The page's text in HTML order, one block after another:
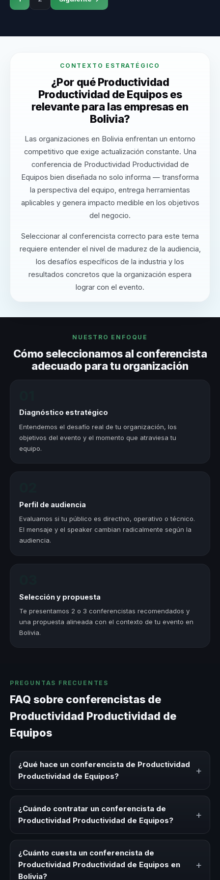
CONTEXTO ESTRATÉGICO
¿Por qué Productividad
Productividad de Equipos es
relevante para las empresas en
Bolivia?
Las organizaciones en Bolivia enfrentan un entorno
competitivo que exige actualización constante. Una
conferencia de Productividad Productividad de
Equipos bien diseñada no solo informa — transforma
la perspectiva del equipo, entrega herramientas
aplicables y genera impacto medible en los objetivos
del negocio.
Seleccionar al conferencista correcto para este tema
requiere entender el nivel de madurez de la audiencia,
los desafíos específicos de la industria y los
resultados concretos que la organización espera
lograr con el evento.
NUESTRO ENFOQUE
Cómo seleccionamos al conferencista
adecuado para tu organización
Diagnóstico estratégico
Entendemos el desafío real de tu organización, los
objetivos del evento y el momento que atraviesa tu
equipo.
Perfil de audiencia
Evaluamos si tu público es directivo, operativo o técnico.
El mensaje y el speaker cambian radicalmente según la
audiencia.
Selección y propuesta
Te presentamos 2 o 3 conferencistas recomendados y
una propuesta alineada con el contexto de tu evento en
Bolivia.
PREGUNTAS FRECUENTES
FAQ sobre conferencistas de
Productividad Productividad de
Equipos
¿Qué hace un conferencista de Productividad
Productividad de Equipos?
+
Equipos es un experto que comparte conocimiento,
estrategias y experiencias sobre este tema en eventos
corporativos, convenciones y seminarios. Su objetivo es
generar reflexión, inspiración y herramientas aplicables
¿Cuándo contratar un conferencista de
Productividad Productividad de Equipos?
+
Productividad de Equipos para kick-offs, convenciones
anuales, programas de desarrollo, eventos de integración
o cuando tu organización necesita impulsar un cambio
¿Cuánto cuesta un conferencista de
Productividad Productividad de Equipos en
Bolivia?
+